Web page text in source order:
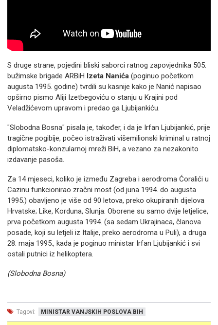
S druge strane, pojedini bliski saborci ratnog zapovjednika 505.
bužimske brigade ARBiH Izeta Nanića (poginuo početkom
augusta 1995. godine) tvrdili su kasnije kako je Nanić napisao
opširno pismo Aliji Izetbegoviću o stanju u Krajini pod
Veladžićevom upravom i predao ga Ljubijankiću.
"Slobodna Bosna" pisala je, također, i da je Irfan Ljubijankić, prije
tragične pogibije, počeo istraživati višemilionski kriminal u ratnoj
diplomatsko-konzularnoj mreži BiH, a vezano za nezakonito
izdavanje pasoša.
Za 14 mjeseci, koliko je između Zagreba i aerodroma Ćoralići u
Cazinu funkcionirao zračni most (od juna 1994. do augusta
1995.) obavljeno je više od 90 letova, preko okupiranih dijelova
Hrvatske; Like, Korduna, Slunja. Oborene su samo dvije letjelice,
prva početkom augusta 1994. (sa sedam Ukrajinaca, članova
posade, koji su letjeli iz Italije, preko aerodroma u Puli), a druga
28. maja 1995., kada je poginuo ministar Irfan Ljubijankić i svi
ostali putnici iz helikoptera.
(Slobodna Bosna)
Tagovi: MINISTAR VANJSKIH POSLOVA BIH